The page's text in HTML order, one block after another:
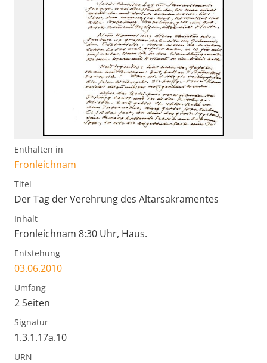
Enthalten in
Fronleichnam
Titel
Der Tag der Verehrung des Altarsakramentes
Inhalt
Fronleichnam 8:30 Uhr, Haus.
Entstehung
03.06.2010
Umfang
2 Seiten
Signatur
1.3.1.17a.10
URN